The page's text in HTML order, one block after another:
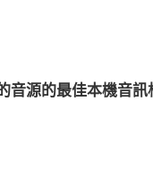
音源的最佳本機音訊